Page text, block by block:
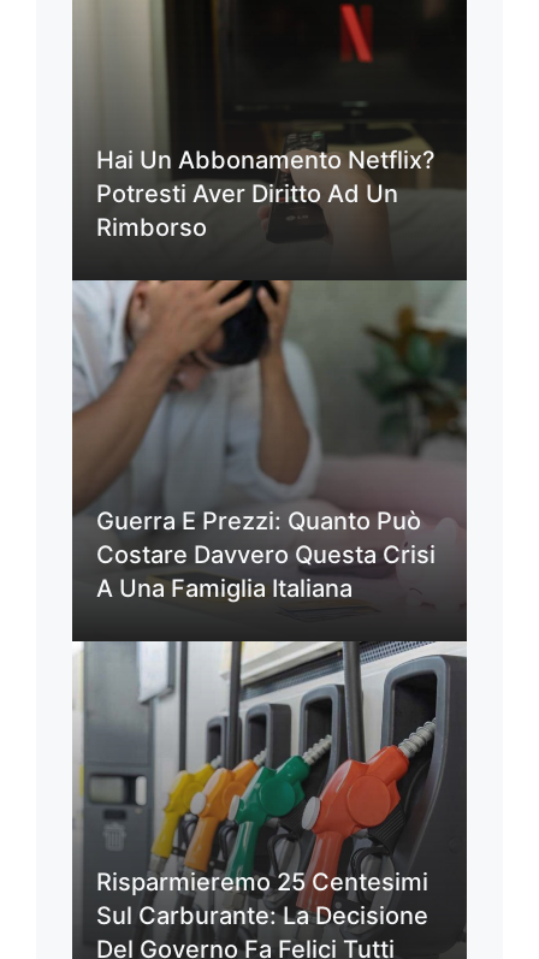
Hai Un Abbonamento Netflix?
Potresti Aver Diritto Ad Un
Rimborso
Guerra E Prezzi: Quanto Può
Costare Davvero Questa Crisi
A Una Famiglia Italiana
Risparmieremo 25 Centesimi
Sul Carburante: La Decisione
Del Governo Fa Felici Tutti